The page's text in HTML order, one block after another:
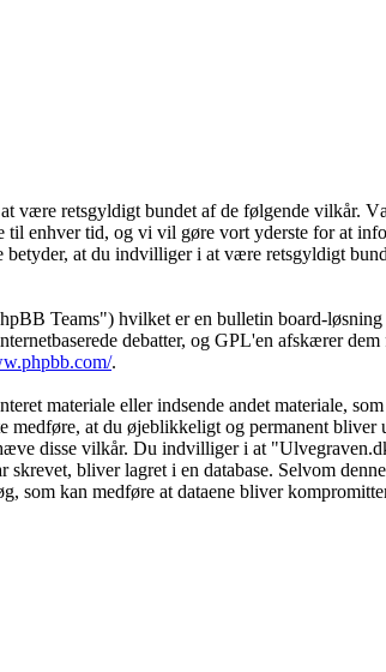
retsgyldigt bundet af de følgende vilkår.
enhver tid, og vi vil gøre vort yderste for at
at du indvilliger i at være retsgyldigt
Teams") hvilket er en bulletin board-
debatter, og GPL'en afskærer
.
materiale eller indsende andet materiale,
at du øjeblikkeligt og permanent bliver
disse vilkår. Du indvilliger i at
bliver lagret i en database. Selvom
som kan medføre at dataene bliver